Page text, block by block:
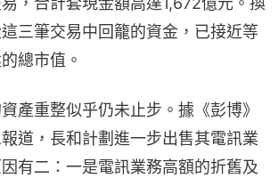
三筆交易中回籠的資金，已接近等
總市值。
產重整似乎仍未止步。據《彭博》
道，長和計劃進一步出售其電訊業
有二：一是電訊業務高額的折舊及